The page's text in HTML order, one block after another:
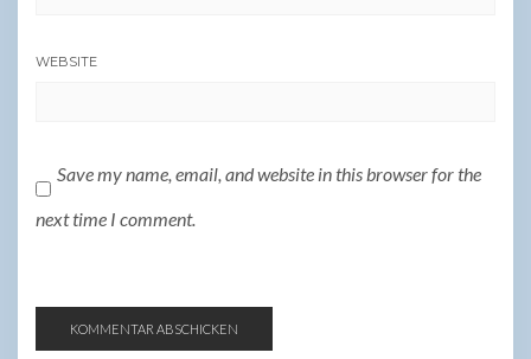
WEBSITE
Save my name, email, and website in this browser for the
next time I comment.